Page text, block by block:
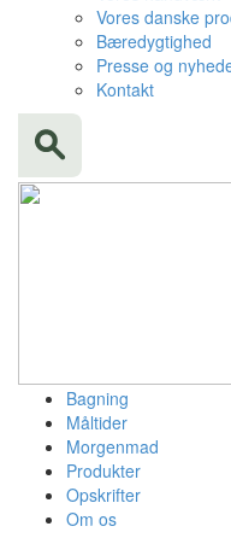
Vores danske
Bæredygtighed
Presse og
Kontakt
Bagning
Måltider
Morgenmad
Produkter
Opskrifter
Om os